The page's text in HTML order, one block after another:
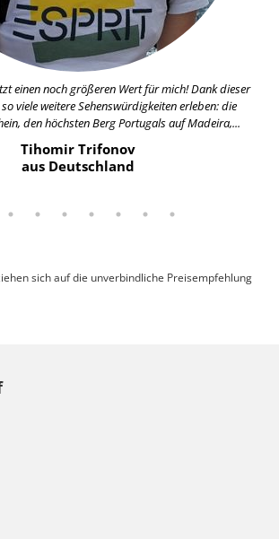
einen noch größeren Wert für mich! Dank dieser
viele weitere Sehenswürdigkeiten erleben: die
den höchsten Berg Portugals auf Madeira,...
Tihomir Trifonov
aus Deutschland
sich auf die unverbindliche Preisempfehlung